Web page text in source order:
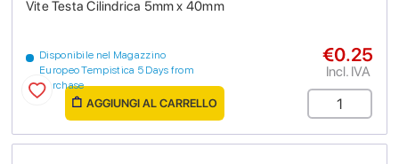
Vite Testa Cilindrica 5mm x 40mm
Disponibile nel Magazzino
Europeo Tempistica 5 Days from
purchase
€0.25
Incl. IVA
AGGIUNGI AL CARRELLO